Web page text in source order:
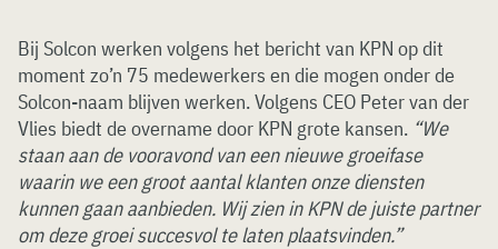
Bij Solcon werken volgens het bericht van KPN op dit
moment zo’n 75 medewerkers en die mogen onder de
Solcon-naam blijven werken. Volgens CEO Peter van der
Vlies biedt de overname door KPN grote kansen. “We
staan aan de vooravond van een nieuwe groeifase
waarin we een groot aantal klanten onze diensten
kunnen gaan aanbieden. Wij zien in KPN de juiste partner
om deze groei succesvol te laten plaatsvinden.”